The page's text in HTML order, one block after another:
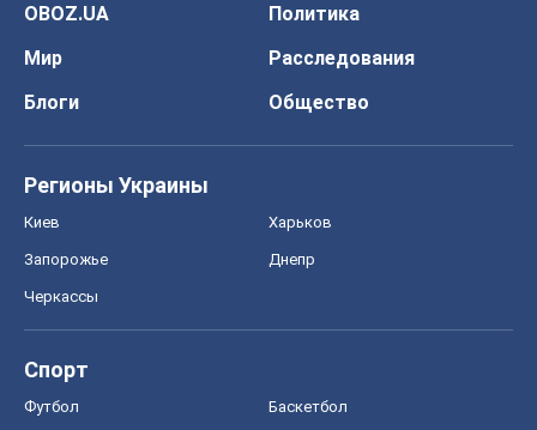
OBOZ.UA
Политика
Мир
Расследования
Блоги
Общество
Регионы Украины
Киев Харьков
Запорожье Днепр
Черкассы
Спорт
Футбол Баскетбол